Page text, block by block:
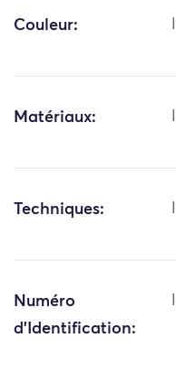
Couleur:
Matériaux:
Techniques:
Numéro
d'Identification: